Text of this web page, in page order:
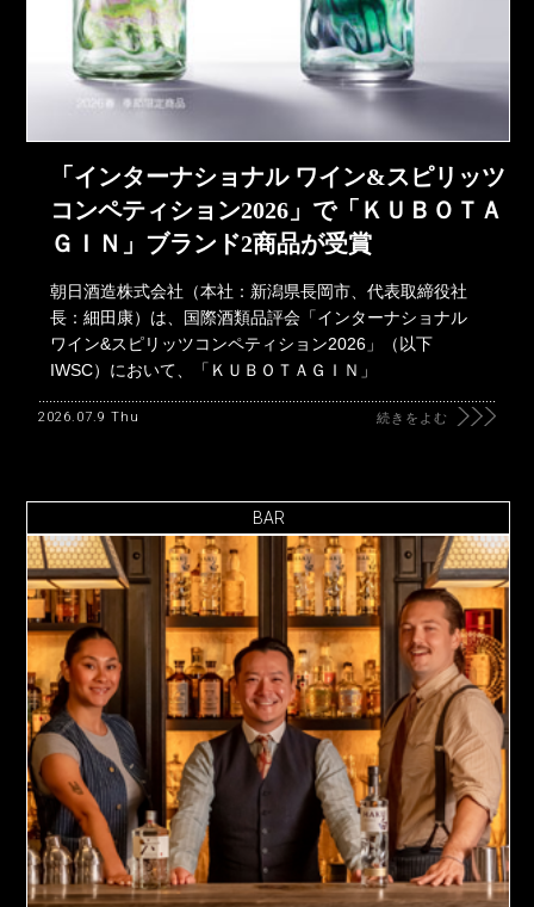
「インターナショナル ワイン&スピリッツ
コンペティション2026」で「ＫＵＢＯＴＡ
ＧＩＮ」ブランド2商品が受賞
朝日酒造株式会社（本社：新潟県長岡市、代表取締役社
長：細田康）は、国際酒類品評会「インターナショナル
ワイン&スピリッツコンペティション2026」（以下
IWSC）において、「ＫＵＢＯＴＡＧＩＮ」
2026.07.9 Thu 続きをよむ
BAR